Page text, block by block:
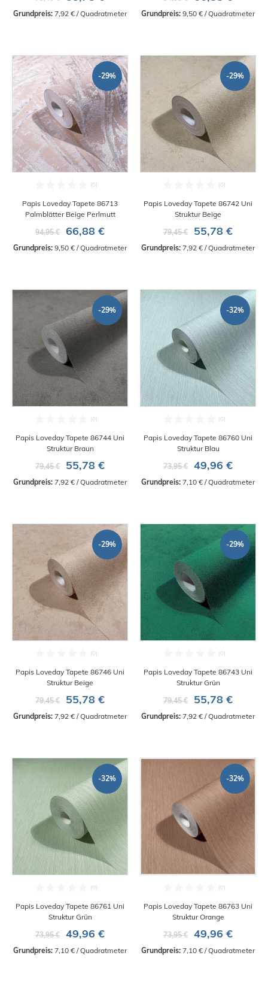
Grundpreis: 7,92 € / Quadratmeter Grundpreis: 9,50 € / Quadratmeter
-29%
Papis Loveday Tapete 86713
Palmblätter Beige Perlmutt
94,95 €
66,88 €
Grundpreis: 9,50 € / Quadratmeter
-29%
Papis Loveday Tapete 86742 Uni
Struktur Beige
79,45 €
55,78 €
Grundpreis: 7,92 € / Quadratmeter
-29%
Papis Loveday Tapete 86744 Uni
Struktur Braun
79,45 €
55,78 €
Grundpreis: 7,92 € / Quadratmeter
-32%
Papis Loveday Tapete 86760 Uni
Struktur Blau
73,95 €
49,96 €
Grundpreis: 7,10 € / Quadratmeter
-29%
Papis Loveday Tapete 86746 Uni
Struktur Beige
79,45 €
55,78 €
Grundpreis: 7,92 € / Quadratmeter
-29%
Papis Loveday Tapete 86743 Uni
Struktur Grün
79,45 €
55,78 €
Grundpreis: 7,92 € / Quadratmeter
-32%
Papis Loveday Tapete 86761 Uni
Struktur Grün
73,95 €
49,96 €
Grundpreis: 7,10 € / Quadratmeter
-32%
Papis Loveday Tapete 86763 Uni
Struktur Orange
73,95 €
49,96 €
Grundpreis: 7,10 € / Quadratmeter